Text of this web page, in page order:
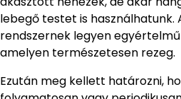
lebegő testet is használhatunk.
rendszernek legyen egyértelmű
amelyen természetesen rezeg.
Ezután meg kellett határozni,